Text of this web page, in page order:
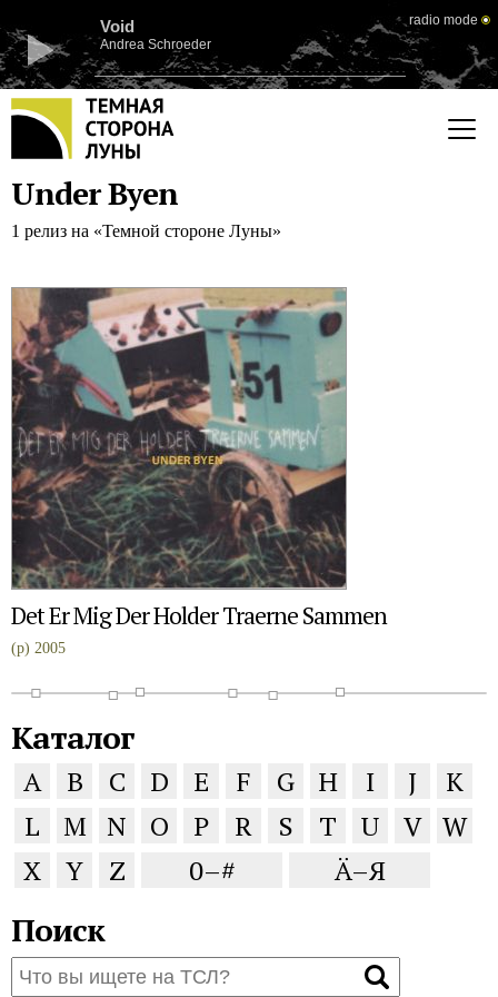
Void
Andrea Schroeder
radio mode
Under Byen
1 релиз на «Темной стороне Луны»
Det Er Mig Der Holder Traerne Sammen
(p) 2005
Каталог
A B C D E F G H I J
K
L
M N O P R S T U V W
X
Y Z 0–# Ä–Я
Поиск